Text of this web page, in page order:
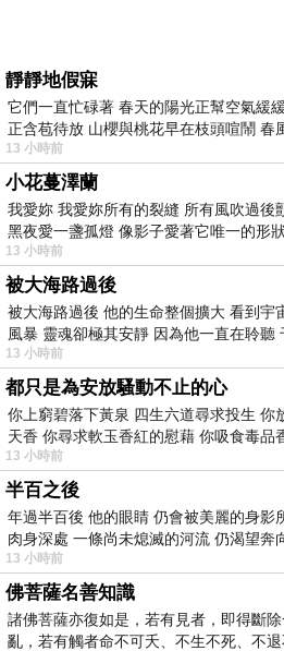
靜靜地假寐
它們一直忙碌著 春天的陽光正幫空氣緩
正含苞待放 山櫻與桃花早在枝頭喧鬧 春
13 小時前
小花蔓澤蘭
我愛妳 我愛妳所有的裂縫 所有風吹過後
黑夜愛一盞孤燈 像影子愛著它唯一的形
13 小時前
被大海路過後
被大海路過後 他的生命整個擴大 看到宇
風暴 靈魂卻極其安靜 因為他一直在聆聽
13 小時前
都只是為安放騷動不止的心
你上窮碧落下黃泉 四生六道尋求投生 你
天香 你尋求軟玉香紅的慰藉 你吸食毒品
13 小時前
半百之後
年過半百後 他的眼睛 仍會被美麗的身影
肉身深處 一條尚未熄滅的河流 仍渴望奔
13 小時前
佛菩薩名善知識
諸佛菩薩亦復如是，若有見者，即得斷
亂，若有觸者命不可夭、不生不死、不